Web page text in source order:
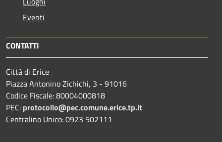
Eventi
CONTATTI
Città di Erice
Piazza Antonino Zichichi, 3 - 91016
Codice Fiscale: 80004000818
PEC: protocollo@pec.comune.erice.tp.it
Centralino Unico: 0923 502111